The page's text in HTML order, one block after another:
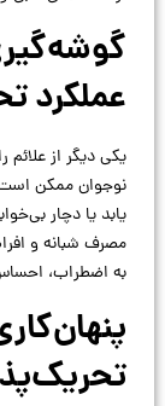
عملکرد
یکی دیگر از
نوجوان ممکن
یابد یا دچار
مصرف شبانه و
به اضطراب، احساس